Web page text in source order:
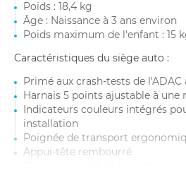
Poids : 18,4 kg
Âge : Naissance à 3 ans environ
Poids maximum de l'enfant : 15
Caractéristiques du siège auto :
Primé aux crash-tests de l'ADAC
Harnais 5 points ajustable à une
Indicateurs couleurs intégrés
installation
Poignée de transport
Appui-tête rembourré